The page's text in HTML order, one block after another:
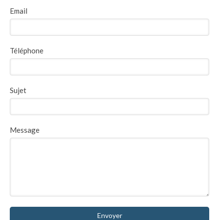
Email
Téléphone
Sujet
Message
Envoyer